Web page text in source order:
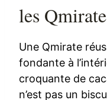
les
Une Qmirate
fondante à
croquante de
n’est pas un